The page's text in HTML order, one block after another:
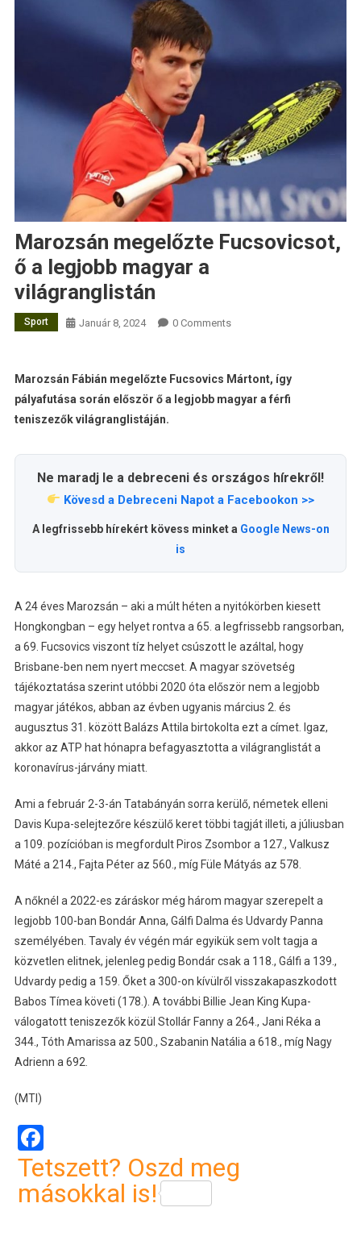
Marozsán megelőzte Fucsovicsot,
ő a legjobb magyar a
világranglistán
Sport Január 8, 2024 0 Comments
Marozsán Fábián megelőzte Fucsovics Mártont, így
pályafutása során először ő a legjobb magyar a férfi
teniszezők világranglistáján.
Ne maradj le a debreceni és országos hírekről!
Kövesd a Debreceni Napot a Facebookon >>
A legfrissebb hírekért kövess minket a Google News-on
is
A 24 éves Marozsán – aki a múlt héten a nyitókörben kiesett
Hongkongban – egy helyet rontva a 65. a legfrissebb rangsorban,
a 69. Fucsovics viszont tíz helyet csúszott le azáltal, hogy
Brisbane-ben nem nyert meccset. A magyar szövetség
tájékoztatása szerint utóbbi 2020 óta először nem a legjobb
magyar játékos, abban az évben ugyanis március 2. és
augusztus 31. között Balázs Attila birtokolta ezt a címet. Igaz,
akkor az ATP hat hónapra befagyasztotta a világranglistát a
koronavírus-járvány miatt.
Ami a február 2-3-án Tatabányán sorra kerülő, németek elleni
Davis Kupa-selejtezőre készülő keret többi tagját illeti, a júliusban
a 109. pozícióban is megfordult Piros Zsombor a 127., Valkusz
Máté a 214., Fajta Péter az 560., míg Füle Mátyás az 578.
A nőknél a 2022-es záráskor még három magyar szerepelt a
legjobb 100-ban Bondár Anna, Gálfi Dalma és Udvardy Panna
személyében. Tavaly év végén már egyikük sem volt tagja a
közvetlen elitnek, jelenleg pedig Bondár csak a 118., Gálfi a 139.,
Udvardy pedig a 159. Őket a 300-on kívülről visszakapaszkodott
Babos Tímea követi (178.). A további Billie Jean King Kupa-
válogatott teniszezők közül Stollár Fanny a 264., Jani Réka a
344., Tóth Amarissa az 500., Szabanin Natália a 618., míg Nagy
Adrienn a 692.
(MTI)
Facebook
Tetszett? Oszd meg
másokkal is!